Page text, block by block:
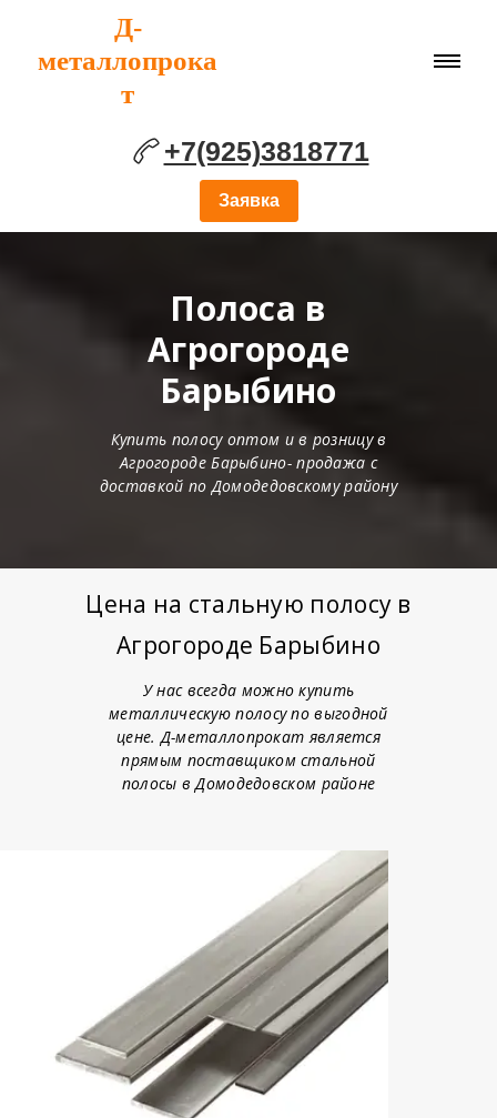
Д-
металлопрока
т
+7(925)3818771
Заявка
Полоса в
Агрогороде
Барыбино
Купить полосу оптом и в розницу в
Агрогороде Барыбино- продажа с
доставкой по Домодедовскому району
Цена на стальную полосу в
Агрогороде Барыбино
У нас всегда можно купить
металлическую полосу по выгодной
цене. Д-металлопрокат является
прямым поставщиком стальной
полосы в Домодедовском районе